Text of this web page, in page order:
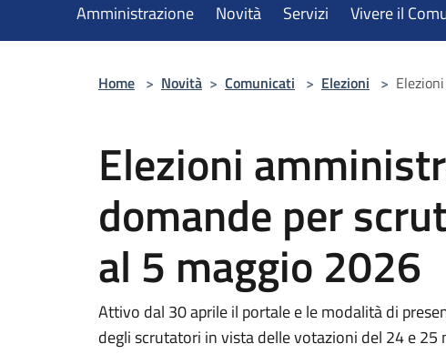
Amministrazione Novità Servizi Vivere il
Home > Novità > Comunicati > Elezioni >
Elezioni
domande per
al 5 maggio 2026
Attivo dal 30 aprile il portale e le modalità di
degli scrutatori in vista delle votazioni del 24 e 25